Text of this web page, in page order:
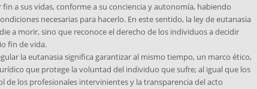
a sus vidas, conforme a su conciencia y autonomía, habiendo
necesarias para hacerlo. En este sentido, la ley de eutanasia
a morir, sino que reconoce el derecho de los individuos a decidir
fin de vida.
la eutanasia significa garantizar al mismo tiempo, un marco ético,
que protege la voluntad del individuo que sufre; al igual que los
de los profesionales intervinientes y la transparencia del acto